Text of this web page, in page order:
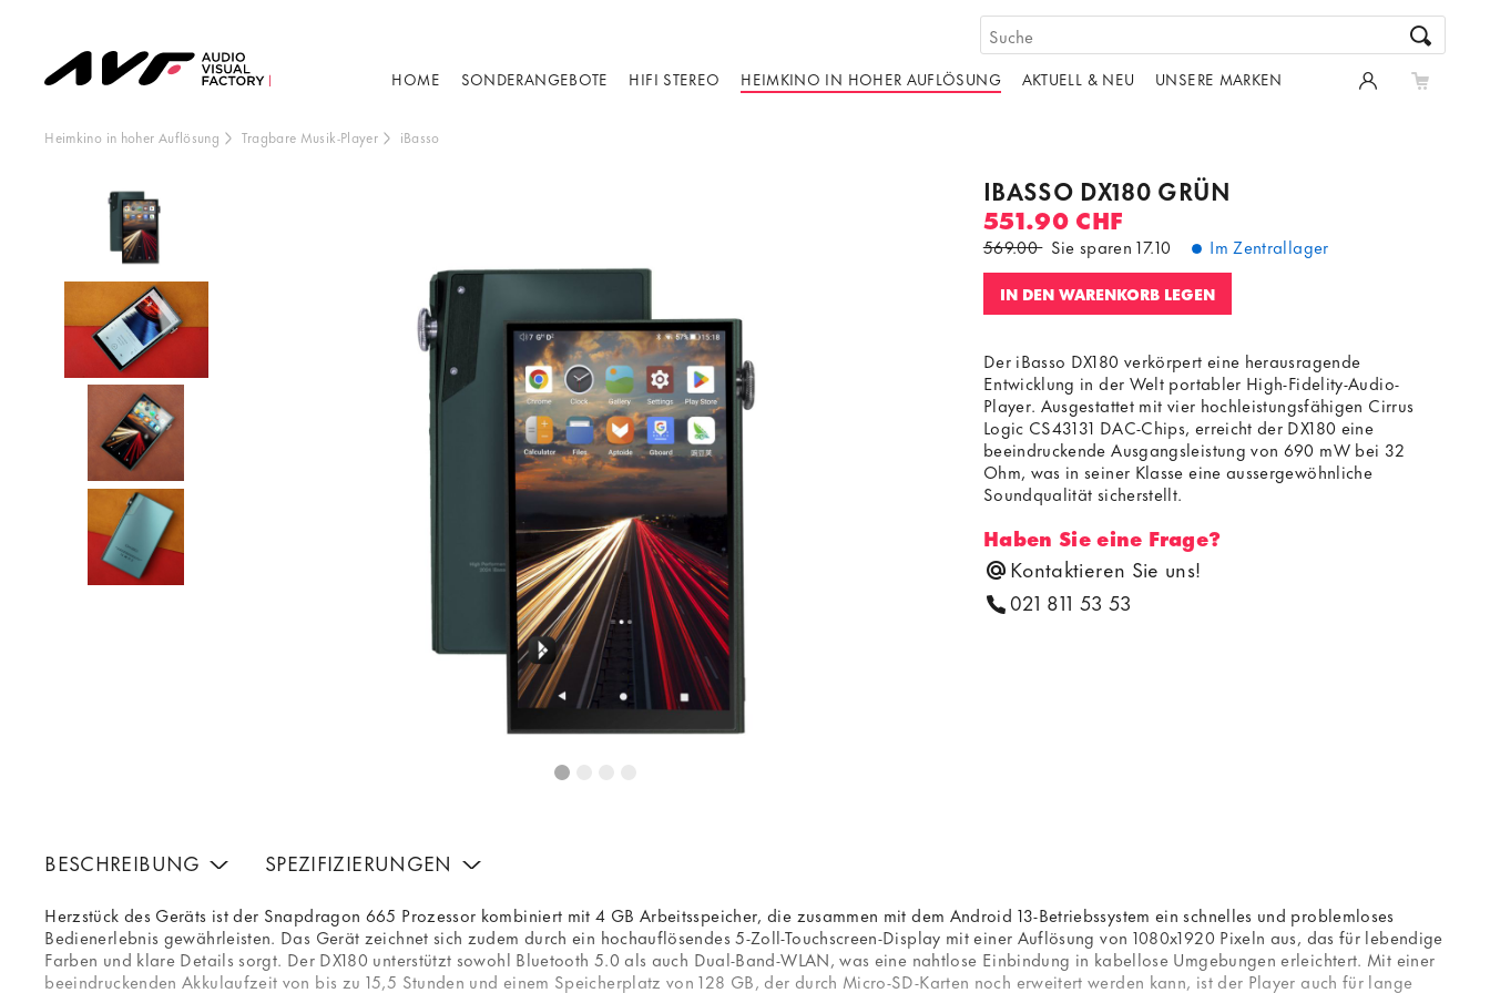
HOME SONDERANGEBOTE HIFI STEREO HEIMKINO IN HOHER AUFLÖSUNG AKTUELL & NEU UNSERE MARKEN
Heimkino in hoher Auflösung Tragbare Musik-Player iBasso
IBASSO DX180 GRÜN
551.90 CHF
569.00 Sie sparen17.10 Im Zentrallager
IN DEN WARENKORB LEGEN
Der iBasso DX180 verkörpert eine herausragende
Entwicklung in der Welt portabler High-Fidelity-Audio-
Player. Ausgestattet mit vier hochleistungsfähigen Cirrus
Logic CS43131 DAC-Chips, erreicht der DX180 eine
beeindruckende Ausgangsleistung von 690 mW bei 32
Ohm, was in seiner Klasse eine aussergewöhnliche
Soundqualität sicherstellt.
Haben Sie eine Frage?
Kontaktieren Sie uns!
021 811 53 53
BESCHREIBUNG
Herzstück des Geräts ist der Snapdragon 665 Prozessor kombiniert mit 4 GB Arbeitsspeicher, die zusammen mit dem Android 13-Betriebssystem ein schnelles und problemloses
Bedienerlebnis gewährleisten. Das Gerät zeichnet sich zudem durch ein hochauflösendes 5-Zoll-Touchscreen-Display mit einer Auflösung von 1080x1920 Pixeln aus, das für lebendige
Farben und klare Details sorgt. Der DX180 unterstützt sowohl Bluetooth 5.0 als auch Dual-Band-WLAN, was eine nahtlose Einbindung in kabellose Umgebungen erleichtert. Mit einer
beeindruckenden Akkulaufzeit von bis zu 15,5 Stunden und einem Speicherplatz von 128 GB, der durch Micro-SD-Karten noch erweitert werden kann, ist der Player auch für lange
SPEZIFIZIERUNGEN